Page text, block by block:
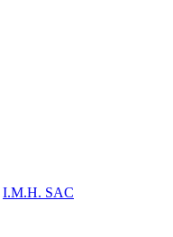
I.M.H. SAC